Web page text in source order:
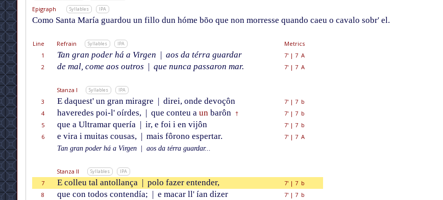
Epigraph
Syllables IPA
Como Santa María guardou un fillo dun hóme bõo que non morresse quando caeu o cavalo sobr' el.
Line Refrain Syllables IPA
Metrics
1
Tan gran poder há a Virgen | aos da térra guardar 7'| 7 A
2
de mal, come aos outros | que nunca passaron mar. 7'| 7 A
Stanza I Syllables IPA
3 E daquest' un gran miragre | direi, onde devoçôn 7'| 7 b
4
haveredes poi-l' oírdes, | que conteu a unbarôn † 7'| 7 b
5
que a Ultramar quería | ir, e foi i en vijôn 7'| 7 b
6
e vira i muitas cousas, | mais fôrono espertar. 7'| 7 A
Tan gran poder há a Virgen
aos da térra guardar...
Stanza II Syllables IPA
7 E colleu tal antollança | polo fazer entender, 7'| 7 b
8
que con todos contendía; | e macar ll' ían dizer 7'| 7 b